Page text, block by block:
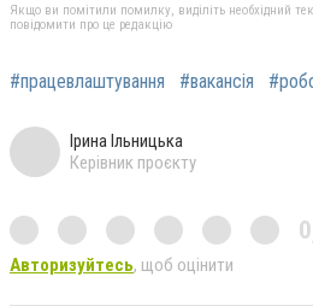
Якщо ви помітили помилку, виділіть необхідний
повідомити про це редакцію
#працевлаштування #вакансія
Ірина Ільницька
Керівник проєкту
Авторизуйтесь, щоб оцінити